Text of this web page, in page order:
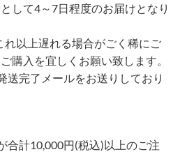
して4～7日程度のお届けとなり
れ以上遅れる場合がごく稀にご
購入を宜しくお願い致します。
送完了メールをお送りしており
合計10,000円(税込)以上のご注